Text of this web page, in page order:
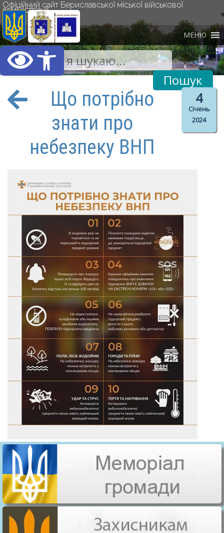
Відкрити Панель
Офіційний сайт Бериславської міської військової
адміністрації
МЕНЮ
4
Січень
2024
Що потрібно
знати про
небезпеку ВНП